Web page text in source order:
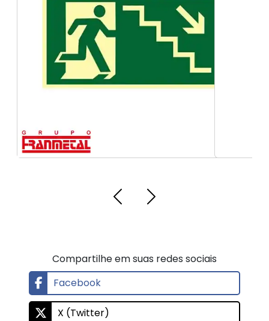
adesivos profissionais para locais externos
Compartilhe em suas redes sociais
Facebook
X (Twitter)